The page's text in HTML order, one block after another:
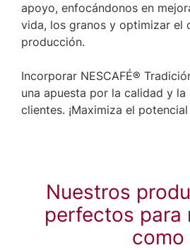
apoyo, enfocándonos en
vida, los granos y optimizar el
producción.
Incorporar NESCAFÉ®
una apuesta por la calidad y
clientes. ¡Maximiza el
Nuestros
perfectos para
como